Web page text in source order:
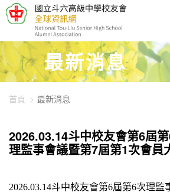
448-5725
最新消息
首頁 最新消息
2026.03.14斗中校友會第6屆
理監事會議暨第7屆第1次會員
2026.03.14斗中校友會第6屆第6次理監